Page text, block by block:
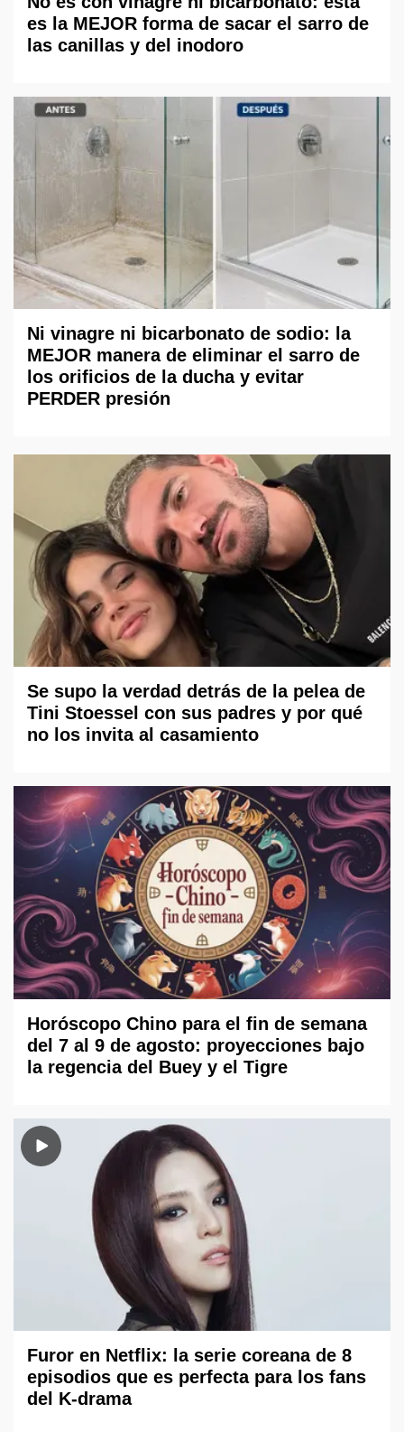
es la MEJOR forma de sacar el sarro de
las canillas y del inodoro
Ni vinagre ni bicarbonato de sodio: la
MEJOR manera de eliminar el sarro de
los orificios de la ducha y evitar
PERDER presión
Se supo la verdad detrás de la pelea de
Tini Stoessel con sus padres y por qué
no los invita al casamiento
Horóscopo Chino para el fin de semana
del 7 al 9 de agosto: proyecciones bajo
la regencia del Buey y el Tigre
Furor en Netflix: la serie coreana de 8
episodios que es perfecta para los fans
del K-drama